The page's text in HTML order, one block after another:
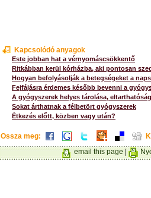
Kapcsolódó anyagok
Este jobban hat a vérnyomáscsökkentő
Ritkábban kerül kórházba, aki pontosan
Hogyan befolyásolják a betegségeket a
Fejfájásra érdemes később bevenni a
A gyógyszerek helyes tárolása,
Sokat árthatnak a félbetört gyógyszerek
Étkezés előtt, közben vagy után?
Ossza meg:
email this page